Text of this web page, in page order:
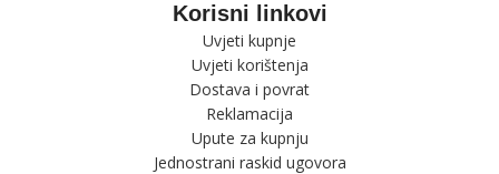
Korisni linkovi
Uvjeti kupnje
Uvjeti korištenja
Dostava i povrat
Reklamacija
Upute za kupnju
Jednostrani raskid ugovora